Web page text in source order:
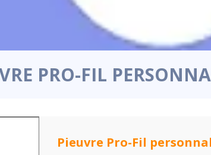
PRO-FIL
Pieuvre Pro-Fil